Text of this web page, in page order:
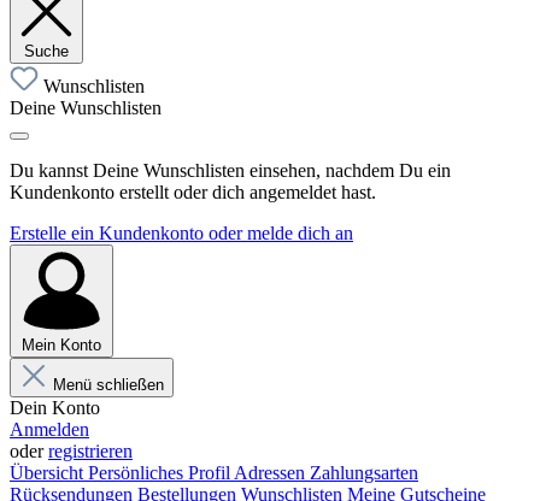
Suche
Wunschlisten
Deine Wunschlisten
Du kannst Deine Wunschlisten einsehen, nachdem Du ein
Kundenkonto erstellt oder dich angemeldet hast.
Erstelle ein Kundenkonto oder melde dich an
Mein Konto
Menü schließen
Dein Konto
Anmelden
oderregistrieren
Übersicht Persönliches Profil Adressen Zahlungsarten
Rücksendungen Bestellungen Wunschlisten Meine Gutscheine